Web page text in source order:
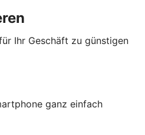
Ihr Geschäft zu günstigen
ganz einfach